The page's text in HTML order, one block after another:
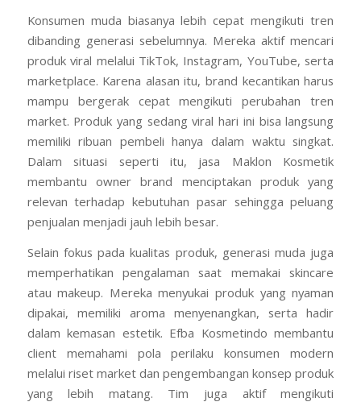
Konsumen muda biasanya lebih cepat mengikuti tren
dibanding generasi sebelumnya. Mereka aktif mencari
produk viral melalui TikTok, Instagram, YouTube, serta
marketplace. Karena alasan itu, brand kecantikan harus
mampu bergerak cepat mengikuti perubahan tren
market. Produk yang sedang viral hari ini bisa langsung
memiliki ribuan pembeli hanya dalam waktu singkat.
Dalam situasi seperti itu, jasa Maklon Kosmetik
membantu owner brand menciptakan produk yang
relevan terhadap kebutuhan pasar sehingga peluang
penjualan menjadi jauh lebih besar.
Selain fokus pada kualitas produk, generasi muda juga
memperhatikan pengalaman saat memakai skincare
atau makeup. Mereka menyukai produk yang nyaman
dipakai, memiliki aroma menyenangkan, serta hadir
dalam kemasan estetik. Efba Kosmetindo membantu
client memahami pola perilaku konsumen modern
melalui riset market dan pengembangan konsep produk
yang lebih matang. Tim juga aktif mengikuti